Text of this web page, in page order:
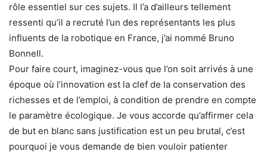
rôle essentiel sur ces sujets. Il l’a d’ailleurs tellement
ressenti qu’il a recruté l’un des représentants les plus
influents de la robotique en France, j’ai nommé Bruno
Bonnell.
Pour faire court, imaginez-vous que l’on soit arrivés à une
époque où l’innovation est la clef de la conservation des
richesses et de l’emploi, à condition de prendre en compte
le paramètre écologique. Je vous accorde qu’affirmer cela
de but en blanc sans justification est un peu brutal, c’est
pourquoi je vous demande de bien vouloir patienter